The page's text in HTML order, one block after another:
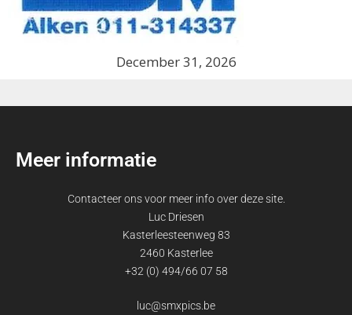
December 31, 2026
Meer informatie
Contacteer ons voor meer info over deze site.
Luc Driesen
Kasterleesteenweg 83
2460 Kasterlee
+32 (0) 494/66 07 58
luc@smxpics.be